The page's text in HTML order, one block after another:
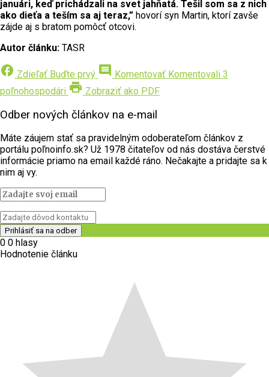
januári, keď prichádzali na svet jahňatá. Tešil som sa z nich
ako dieťa a teším sa aj teraz,” hovorí syn Martin, ktorí zavše
zájde aj s bratom pomôcť otcovi.
Autor článku: TASR
facebook Zdieľať Buďte prvý comment Komentovať Komentovali 3
poľnohospodári print Zobraziť ako PDF
Odber nových článkov na e-mail
Máte záujem stať sa pravidelným odoberateľom článkov z
portálu poľnoinfo.sk? Už 1978 čitateľov od nás dostáva čerstvé
informácie priamo na email každé ráno. Nečakajte a pridajte sa k
nim aj vy.
0 0 hlasy
Hodnotenie článku